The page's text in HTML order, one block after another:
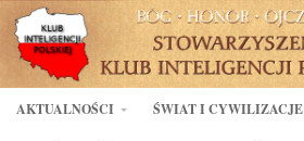
AKTUALNOŚCI ŚWIAT I CYWILIZACJE